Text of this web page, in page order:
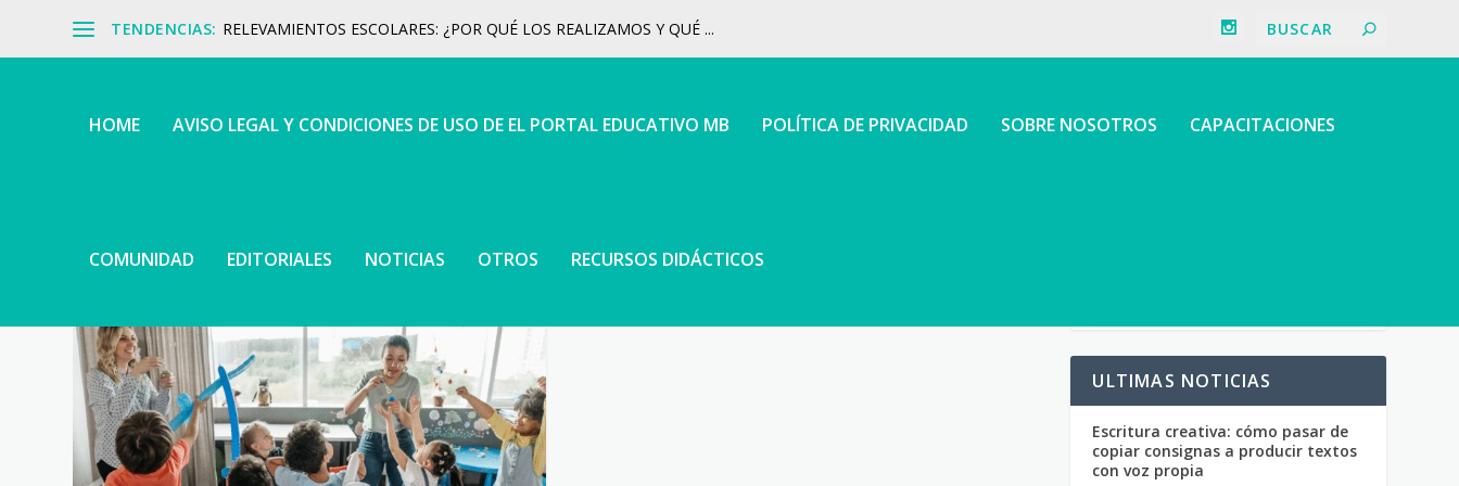
TENDENCIAS: RELEVAMIENTOS ESCOLARES: ¿POR QUÉ LOS REALIZAMOS Y QUÉ ...
HOME AVISO LEGAL Y CONDICIONES DE USO DE EL PORTAL EDUCATIVO MB POLÍTICA DE PRIVACIDAD SOBRE NOSOTROS CAPACITACIONES
COMUNIDAD EDITORIALES NOTICIAS OTROS RECURSOS DIDÁCTICOS
ULTIMAS NOTICIAS
Escritura creativa: cómo pasar de
copiar consignas a producir textos
con voz propia